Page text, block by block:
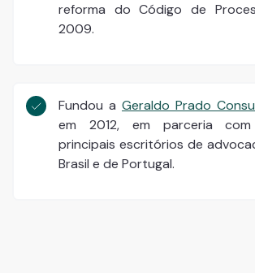
reforma do Código de
2009.
Fundou a Geraldo Prado
em 2012, em parceria
principais escritórios de
Brasil e de Portugal.